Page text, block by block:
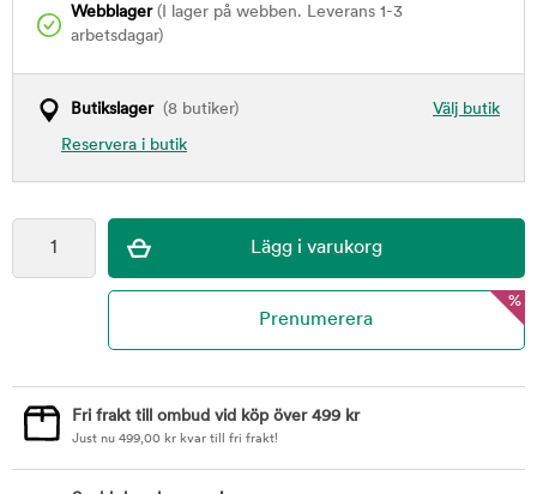
Webblager(I lager på webben. Leverans 1-3
arbetsdagar)
Välj butik
Butikslager(8 butiker)
Reservera i butik
%
Fri frakt till ombud vid köp över 499 kr
Just nu 499,00 kr kvar till fri frakt!